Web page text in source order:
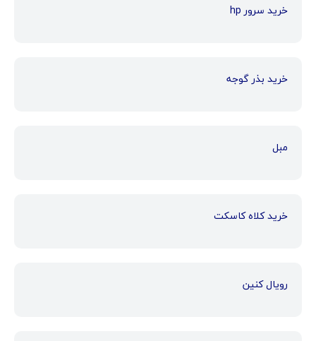
خرید سرور hp
خرید بذر گوجه
مبل
خرید کلاه کاسکت
رویال کنین